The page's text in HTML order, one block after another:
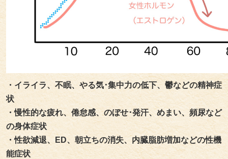
・イライラ、不眠、やる気･集中力の低下、鬱などの精神症
状
・慢性的な疲れ、倦怠感、のぼせ･発汗、めまい、頻尿など
の身体症状
・性欲減退、ED、朝立ちの消失、内臓脂肪増加などの性機
能症状